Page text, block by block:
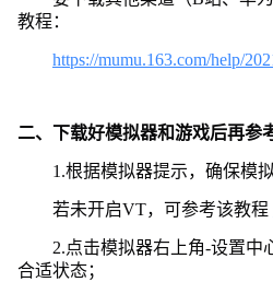
教程：
https://mumu.163.com/help/
二、下载好模拟器和游戏后再参
1.根据模拟器提示，确保模
若未开启VT，可参考该教程
2.点击模拟器右上角-设置中
合适状态；